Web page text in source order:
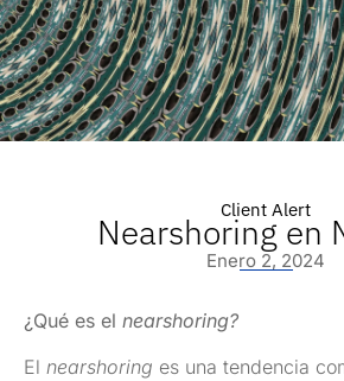
Client Alert
Nearshoring en
Enero 2, 2024
¿Qué es el nearshoring?
El nearshoring es una tendencia